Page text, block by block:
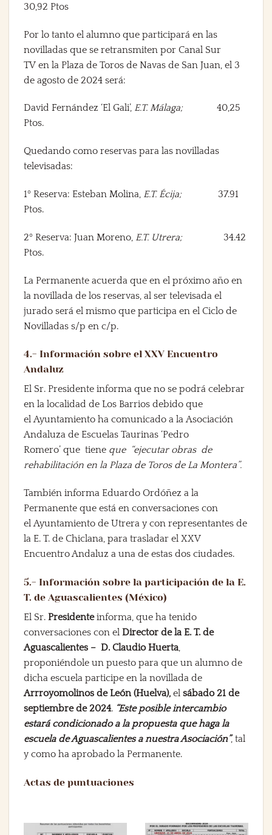
30,92 Ptos
Por lo tanto el alumno que participará en las
novilladas que se retransmiten por Canal Sur
TV en la Plaza de Toros de Navas de San Juan , el 3
de agosto de 2024 será:
David Fernández ‘El Gali’, E.T. Málaga;
40,25
Ptos.
Quedando como reservas para las novilladas
televisadas:
1º Reserva: Esteban Molina, E.T. Écija;
37.91
Ptos.
2º Reserva: Juan Moreno, E.T. Utrera;
34.42
Ptos.
La Permanente acuerda que en el próximo año en
la novillada de los reservas, al ser televisada el
jurado será el mismo que participa en el Ciclo de
Novilladas s/p en c/p.
4.- Información sobre el XXV Encuentro
Andaluz
El Sr. Presidente informa que no se podrá celebrar
en la localidad de Los Barrios debido que
elAyuntamiento ha comunicado a laAsociación
Andaluza de Escuelas Taurinas ‘Pedro
Romero’ que tiene que “ejecutar obras de
rehabilitación en la Plaza de Toros de La Montera”.
También informa Eduardo Ordóñez a la
Permanente que está en conversaciones con
elAyuntamiento de Utrera y con representantes de
la E. T. de Chiclana, para trasladar el XXV
Encuentro Andaluz a una de estas dos ciudades.
5.- Información sobre la participación de la E.
T. de Aguascalientes (México)
El Sr. Presidenteinforma, que ha tenido
conversaciones con el Director de la E. T. de
Aguascalientes – D. Claudio Huerta,
proponiéndole un puesto para que un alumno de
dicha escuela participe en la novillada de
Arrroyomolinos de León (Huelva), el sábado 21 de
septiembre de 2024. “Este posible intercambio
estará condicionado a la propuesta que haga la
escuela de Aguascalientes a nuestra Asociación”, tal
y como ha aprobado la Permanente.
Actas de puntuaciones